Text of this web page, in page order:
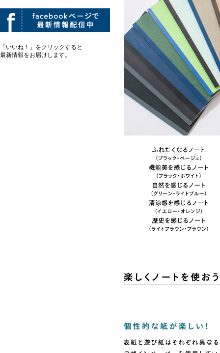
「いいね！」をクリックすると
最新情報をお届けします。